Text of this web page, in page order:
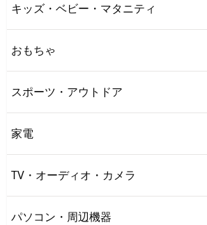
キッズ・ベビー・マタニティ
おもちゃ
スポーツ・アウトドア
家電
TV・オーディオ・カメラ
パソコン・周辺機器